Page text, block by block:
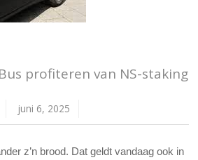
profiteren van NS-staking
juni 6, 2025
z’n brood. Dat geldt vandaag ook in